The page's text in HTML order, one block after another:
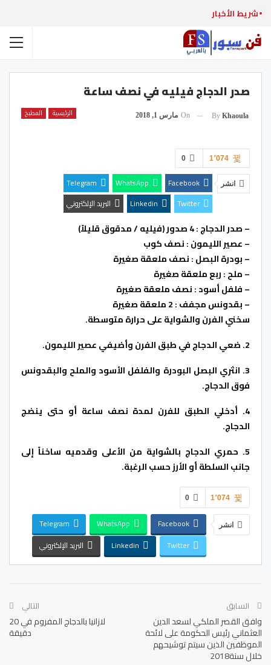
شريط الأخبار
صدر الدجاج فيليه في نصف ساعة
الرئيسية المطبخ By Khaoula
On مارس 1, 2018
0 1٬074
انشر Facebook
WhatsApp
Telegram
Twitter
Linkedin البريد الإلكتروني
– صدر الدجاج : 4 صدور (فيليه / مدقوق قليلاً)
– عصير الليمون : نصف كوب
– بودرة البصل : نصف ملعقة صغيرة
– ملح : ربع ملعقة صغيرة
– فلفل أسود : نصف ملعقة صغيرة
– بقدونس مجفف : 2 ملعقة صغيرة
سخني الفرن والشواية على حرارة متوسطة.
2. ضعي الدجاج في طبق الفرن وأضيفي عصير الليمون.
3. انثري البصل البودرة والفلفل الأسود والملح والبقدونس
فوق الدجاج.
4. أدخلي الطبق للفرن لمدة نصف ساعة أو حتى ينضج
الدجاج.
5. حمري الدجاج بالشواية من الأعلى وقدميه ساخناً إلى
جانب السلطة أو الأرز حسب الرغبة.
0 1٬074
انشر Facebook
WhatsApp
Telegram
Twitter
Linkedin البريد الإلكتروني
السابق
وافق القصر الملكي لسعد الدين
العثماني رئيس الحكومة على لائحة
الموظفين الذين سيتم توشيحهم
خلال سنة2018
التالي
لازانيا بالدجاج المفروم في 20
دقيقة